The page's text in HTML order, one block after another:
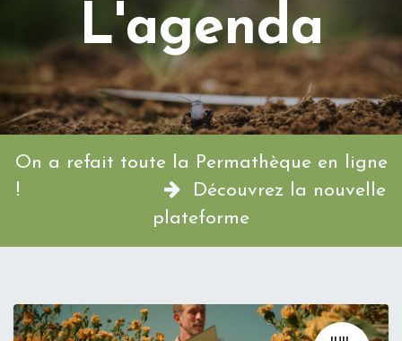
L'agenda
On a refait toute la Permathèque en ligne
!
Découvrez la nouvelle
plateforme